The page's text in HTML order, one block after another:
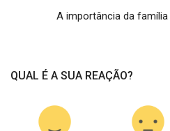
A importância da
QUAL É A SUA REAÇÃO?